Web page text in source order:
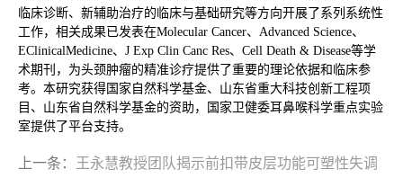
临床诊断、新辅助治疗的临床与基础研究等方向开展了系列系统性
工作，相关成果已发表在Molecular Cancer、Advanced Science、
EClinicalMedicine、J Exp Clin Canc Res、Cell Death & Disease等学
术期刊，为头颈肿瘤的精准诊疗提供了重要的理论依据和临床参
考。本研究获得国家自然科学基金、山东省重大科技创新工程项
目、山东省自然科学基金的资助，国家卫健委耳鼻喉科学重点实验
室提供了平台支持。
上一条： 王永慧教授团队揭示前扣带皮层功能可塑性失调